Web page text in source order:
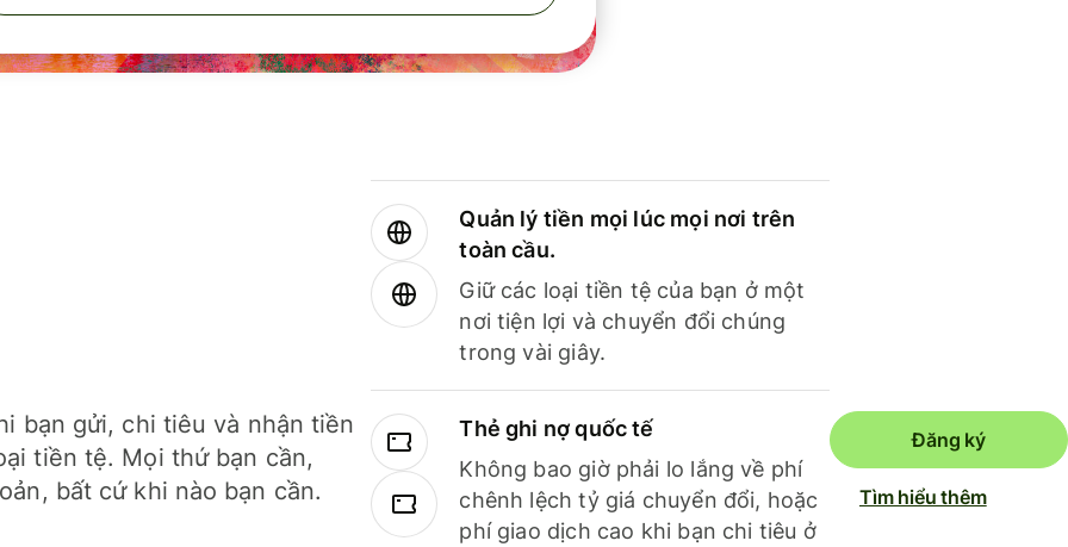
bạn gửi, chi tiêu và nhận tiền
tiền tệ. Mọi thứ bạn cần,
bất cứ khi nào bạn cần.
Quản lý tiền mọi lúc mọi nơi trên
toàn cầu.
Giữ các loại tiền tệ của bạn ở một
nơi tiện lợi và chuyển đổi chúng
trong vài giây.
Thẻ ghi nợ quốc tế
Không bao giờ phải lo lắng về phí
chênh lệch tỷ giá chuyển đổi, hoặc
phí giao dịch cao khi bạn chi tiêu ở
Đăng ký
Tìm hiểu thêm